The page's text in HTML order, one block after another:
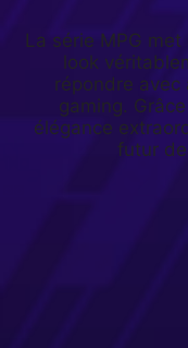
La série MPG
look
répondre avec
gaming.
élégance
futur